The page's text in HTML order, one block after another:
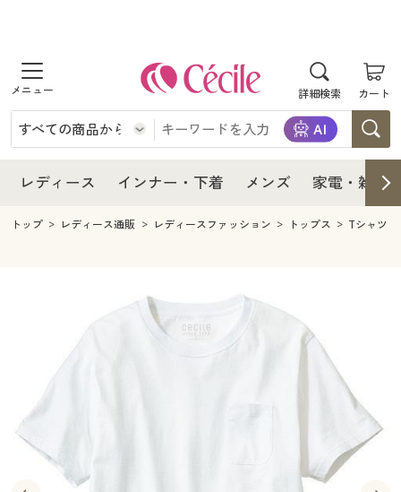
詳細検索 カート
商品を探す
レディース
レディースファッション
インナー・下着
インナー・下着通販すべて
メンズ
キッチン・雑貨・日用品
寝具・インテリア・家具
家具・収納
寝具・ベッド
美容・健康通販すべて
美容・健康・サプリメント
制服・スクール
制服・スクールすべて
大きいサイズ
レディース インナー・下着 メンズ 家電・雑貨
レディース
レディース通販すべて
レディースファッション
インナー・下着
インナー・下着通販すべて
ジュニア・ティーンズ下着
メンズ
寝具・インテリア・家具通販すべて
寝具・ベッド
カーテン・ラグ・ファブリック
美容・健康・サプリメント
制服・スクール
制服・スクールすべて
制服・学生服
大きいサイズ
大きいサイズ通販すべて
バーゲン
トップ レディース通販 レディースファッション トップス Tシャツ